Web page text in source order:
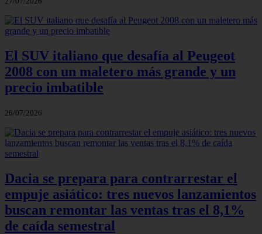
El SUV italiano que desafía al Peugeot
2008 con un maletero más grande y un
precio imbatible
26/07/2026
Dacia se prepara para contrarrestar el
empuje asiático: tres nuevos lanzamientos
buscan remontar las ventas tras el 8,1%
de caída semestral